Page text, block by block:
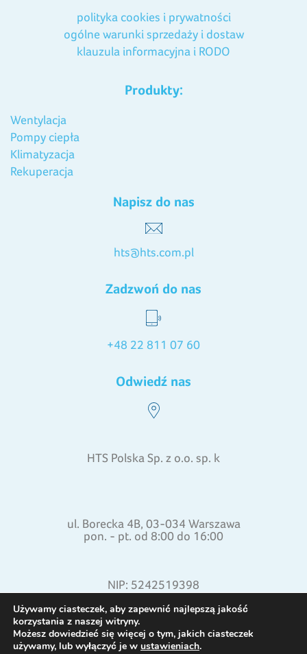
polityka cookies i prywatności
ogólne warunki sprzedaży i dostaw
klauzula informacyjna i RODO
Produkty:
Wentylacja
Pompy ciepła
Klimatyzacja
Rekuperacja
Napisz do nas
hts@hts.com.pl
Zadzwoń do nas
+48 22 811 07 60
Odwiedź nas
HTS Polska Sp. z o.o. sp. k
ul. Borecka 4B, 03-034 Warszawa
pon. - pt. od 8:00 do 16:00
NIP: 5242519398
REGON: 015871772
Używamy ciasteczek, aby zapewnić najlepszą jakość
korzystania z naszej witryny.
Możesz dowiedzieć się więcej o tym, jakich ciasteczek
używamy, lub wyłączyć je w ustawieniach.